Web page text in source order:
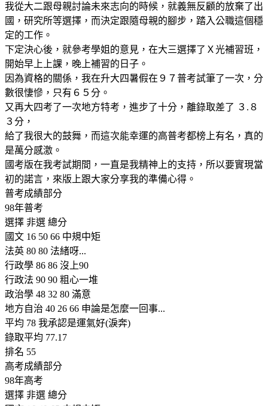
我從大二跟母親討論未來志向的時候，就義無反顧的放棄了出
國，研究所等選擇，而決定跟隨母親的腳步，踏入公職這個穩
定的工作。
下定決心後，就參考學姐的意見，在大三選擇了Ｘ光補習班，
開始早上上課，晚上補習的日子。
因為資格的關係，我在升大四暑假在９７普考試筆了一次，分
數很悽慘，只有６５分。
又再大四考了一次地方特考，進步了十分，離錄取差了 ３.８
３分，
給了我很大的鼓舞，而這次能幸運的高普考都榜上有名，真的
是萬分感激。
國考版在我考試期間，一直是我精神上的支持，所以要實現當
初的諾言，來版上跟大家分享我的準備心得。
普考成績部分
98年普考
選擇 非選 總分
國文 16 50 66 中規中矩
法英 80 80 法緒呀...
行政學 86 86 沒上90
行政法 90 90 粗心一堆
政治學 48 32 80 滿意
地方自治 40 26 66 申論是怎麼一回事...
平均 78 我承認是運氣好(淚奔)
錄取平均 77.17
排名 55
高考成績部分
98年高考
選擇 非選 總分